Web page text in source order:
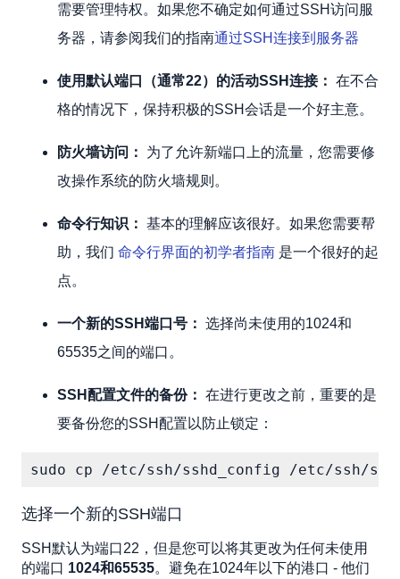
需要管理特权。如果您不确定如何通过SSH访问服
务器，请参阅我们的指南通过SSH连接到服务器
使用默认端口（通常22）的活动SSH连接： 在不合
格的情况下，保持积极的SSH会话是一个好主意。
防火墙访问：
为了允许新端口上的流量，您需要修
改操作系统的防火墙规则。
命令行知识： 基本的理解应该很好。如果您需要帮
助，我们 命令行界面的初学者指南 是一个很好的起
点。
一个新的SSH端口号： 选择尚未使用的1024和
65535之间的端口。
SSH配置文件的备份： 在进行更改之前，重要的是
要备份您的SSH配置以防止锁定：
sudo cp /etc/ssh/sshd_config /etc/ssh/
选择一个新的SSH端口
SSH默认为端口22，但是您可以将其更改为任何未使用
的端口 1024和65535。避免在1024年以下的港口 - 他们